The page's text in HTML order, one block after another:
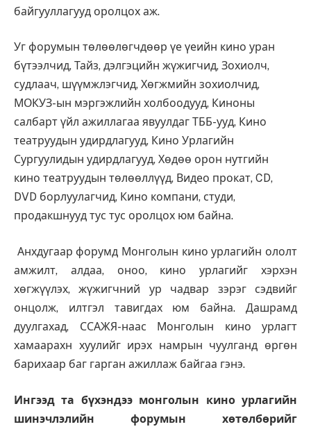
байгууллагууд оролцох аж.
Уг форумын төлөөлөгчдөөр үе үеийн кино уран
бүтээлчид, Тайз, дэлгэцийн жүжигчид, Зохиолч,
судлаач, шүүмжлэгчид, Хөгжмийн зохиолчид,
МОКУЗ-ын мэргэжлийн холбоодууд, Киноны
салбарт үйл ажиллагаа явуулдаг ТББ-ууд, Кино
театруудын удирдлагууд, Кино Урлагийн
Сургуулидын удирдлагууд, Хөдөө орон нутгийн
кино театруудын төлөөллүүд, Видео прокат, CD,
DVD борлуулагчид, Кино компани, студи,
продакшнууд тус тус оролцох юм байна.
Анхдугаар форумд Монголын кино урлагийн ололт
амжилт, алдаа, оноо, кино урлагийг хэрхэн
хөгжүүлэх, жүжигчний ур чадвар зэрэг сэдвийг
онцолж, илтгэл тавигдах юм байна. Дашрамд
дуулгахад, ССАЖЯ-наас Монголын кино урлагт
хамаарахн хуулийг ирэх намрын чуулганд өргөн
барихаар баг гарган ажиллаж байгаа гэнэ.
Ингээд та бүхэндээ монголын кино урлагийн
шинэчлэлийн форумын хөтөлбөрийг